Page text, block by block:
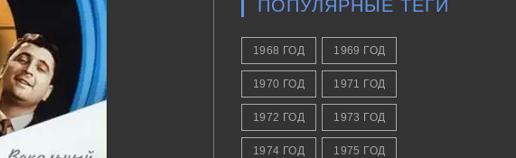
ПОПУЛЯРНЫЕ ТЕГИ
1968 ГОД 1969 ГОД
1970 ГОД 1971 ГОД
1972 ГОД 1973 ГОД
1974 ГОД 1975 ГОД